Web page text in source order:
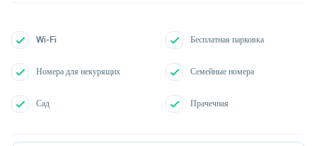
Wi-Fi Бесплатная парковка
Номера для некурящих Семейные номера
Сад Прачечная